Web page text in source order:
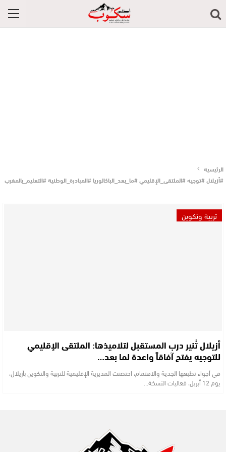
الرئيسية
#أزيلال #توجيه #الملتقى_الإقليمي #ما_بعد_الباكالوريا #المبادرة_الوطنية #التعليم_بالمغرب
تربية وتكوين
أزيلال تُنير درب المستقبل لتلاميذها: الملتقى الإقليمي
للتوجيه يفتح آفاقاً واعدة لما بعد…
في أجواء تطبعها الجدية والاهتمام، احتضنت المديرية الإقليمية للتربية والتكوين بأزيلال،
يوم 12 أبريل، فعاليات النسخة…